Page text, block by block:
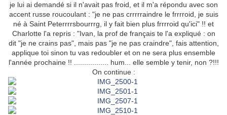
je lui ai demandé si il n'avait pas froid, et il m'a répondu avec son
accent russe roucoulant : "je ne pas crrrrraindre le frrrroid, je suis
né à Saint Peterrrrsbourrrg, il y fait bien plus frrrroid qu'ici" !! et
Charlotte l'a repris : "Ivan, la prof de français te l'a expliqué : on
dit "je ne crains pas", mais pas "je ne pas craindre", fais attention,
applique toi sinon tu vas redoubler et on ne sera plus ensemble
l'année prochaine !! ................. hum... elle semble y tenir, non ?!!!
On continue :